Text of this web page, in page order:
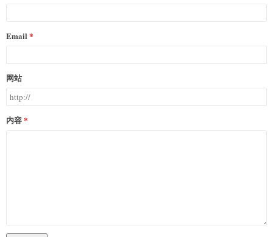
Email
网站
内容